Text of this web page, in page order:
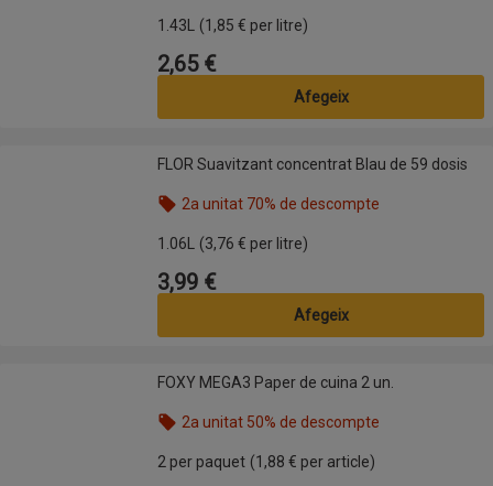
1.43L
(1,85 € per litre)
Preu
2,65 €
Afegeix
FLOR Suavitzant concentrat Blau de 59 dosisFLOR Suavitzant concentrat Blau de 59 dosis
2a unitat 70% de descompte
1.06L
(3,76 € per litre)
Preu
3,99 €
Afegeix
FOXY MEGA3 Paper de cuina 2 un. FOXY MEGA3 Paper de cuina 2 un.
2a unitat 50% de descompte
2 per paquet (1,88 € per article)